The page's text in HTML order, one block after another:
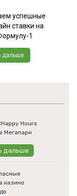
успешные
ставки на
1
дальше
Hours
Мегапари
дальше
казино